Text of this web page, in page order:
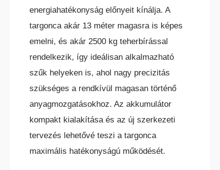
HC ÖNJÁRÓ OLLÓS
HC ÖNJÁRÓ KAROS/OSZLOPOS
SZEMÉLYEMELŐK
energiahatékonyság előnyeit kínálja. A
targonca akár 13 méter magasra is képes
emelni, és akár 2500 kg teherbírással
rendelkezik, így ideálisan alkalmazható
szűk helyeken is, ahol nagy precizitás
szükséges a rendkívül magasan történő
anyagmozgatásokhoz. Az akkumulátor
kompakt kialakítása és az új szerkezeti
tervezés lehetővé teszi a targonca
maximális hatékonyságú működését.